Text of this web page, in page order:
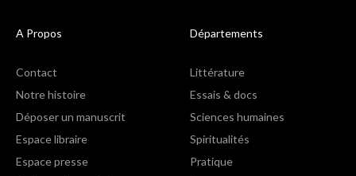
A Propos
Contact
Notre histoire
Déposer un manuscrit
Espace libraire
Espace presse
Départements
Littérature
Essais & docs
Sciences humaines
Spiritualités
Pratique